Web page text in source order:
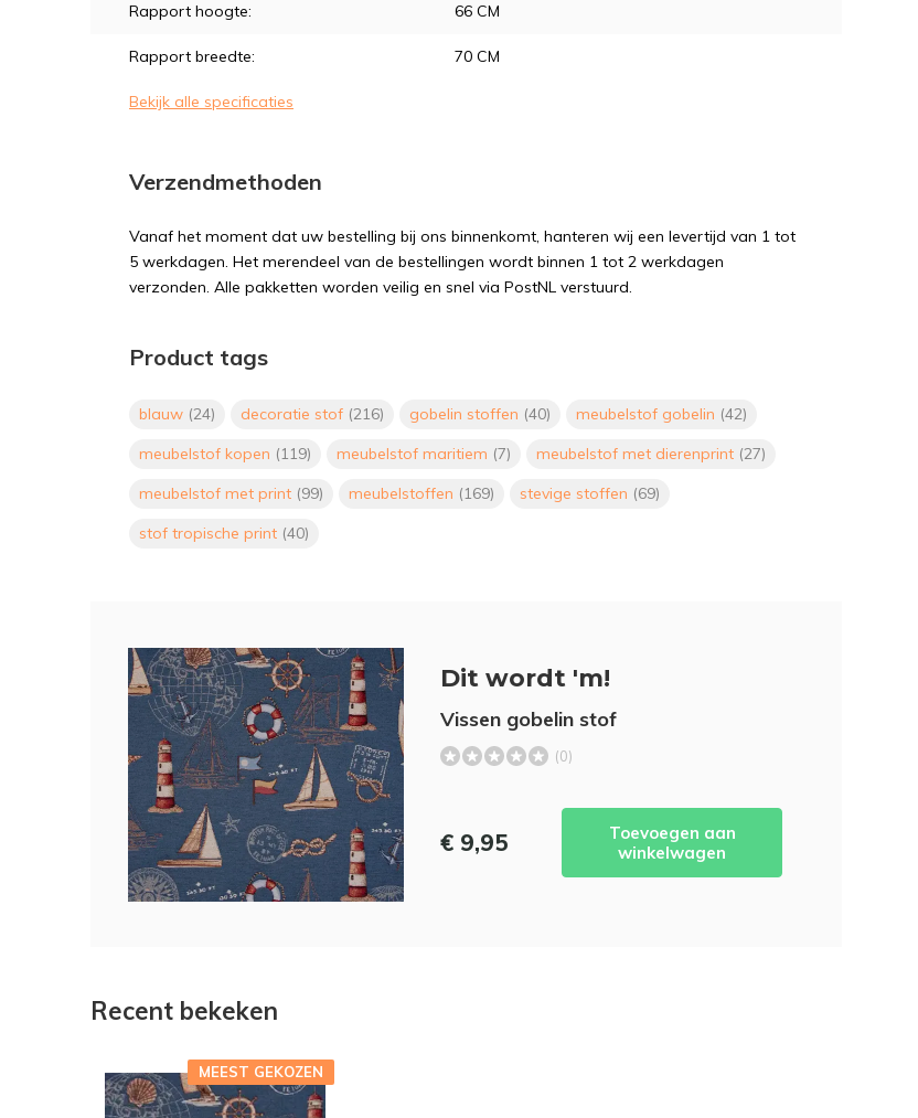
Rapport hoogte: 66 CM
Rapport breedte: 70 CM
Bekijk alle specificaties
Verzendmethoden
Vanaf het moment dat uw bestelling bij ons binnenkomt, hanteren wij een levertijd van 1 tot
5 werkdagen. Het merendeel van de bestellingen wordt binnen 1 tot 2 werkdagen
verzonden. Alle pakketten worden veilig en snel via PostNL verstuurd.
Product tags
blauw (24) decoratie stof (216) gobelin stoffen (40) meubelstof gobelin (42)
meubelstof kopen (119) meubelstof maritiem (7) meubelstof met dierenprint (27)
meubelstof met print (99) meubelstoffen (169) stevige stoffen (69)
stof tropische print (40)
Dit wordt 'm!
Vissen gobelin stof
(0)
€ 9,95
Toevoegen aan
winkelwagen
Recent bekeken
MEEST GEKOZEN